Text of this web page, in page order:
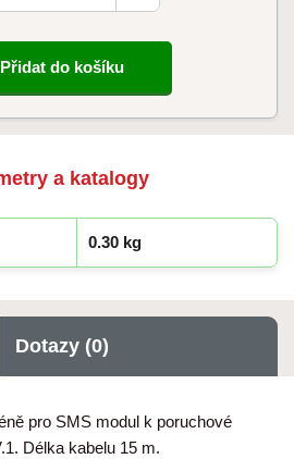
Přidat do košíku
a katalogy
0.30 kg
Dotazy (0)
pro SMS modul k poruchové
Délka kabelu 15 m.